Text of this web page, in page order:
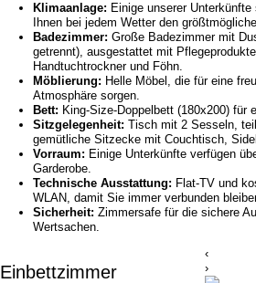
Klimaanlage: Einige unserer
Ihnen bei jedem Wetter den
Badezimmer: Große Badezimmer mit
getrennt), ausgestattet mit
Handtuchtrockner und Föhn.
Möblierung: Helle Möbel, die für eine
Atmosphäre sorgen.
Bett: King-Size-Doppelbett (180x200) für
Sitzgelegenheit: Tisch mit 2 Sesseln,
gemütliche Sitzecke mit Couchtisch,
Vorraum: Einige Unterkünfte verfügen
Garderobe.
Technische Ausstattung: Flat-TV und
WLAN, damit Sie immer verbunden
Sicherheit: Zimmersafe für die sichere
Wertsachen.
Einbettzimmer
‹
›